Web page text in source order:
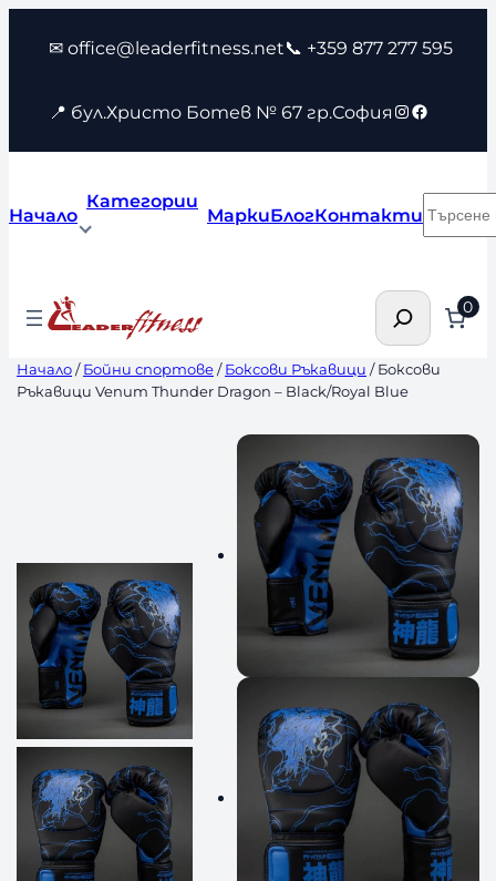
съдържанието
✉ office@leaderfitness.net📞 +359 877 277 595
📍 бул.Христо Ботев № 67 гр.София Instagram
Facebook
Начало
Категории
МаркиБлогКонтакти
Търсене 0
Начало/Бойни спортове/Боксови Ръкавици / Боксови
Ръкавици Venum Thunder Dragon – Black/Royal Blue